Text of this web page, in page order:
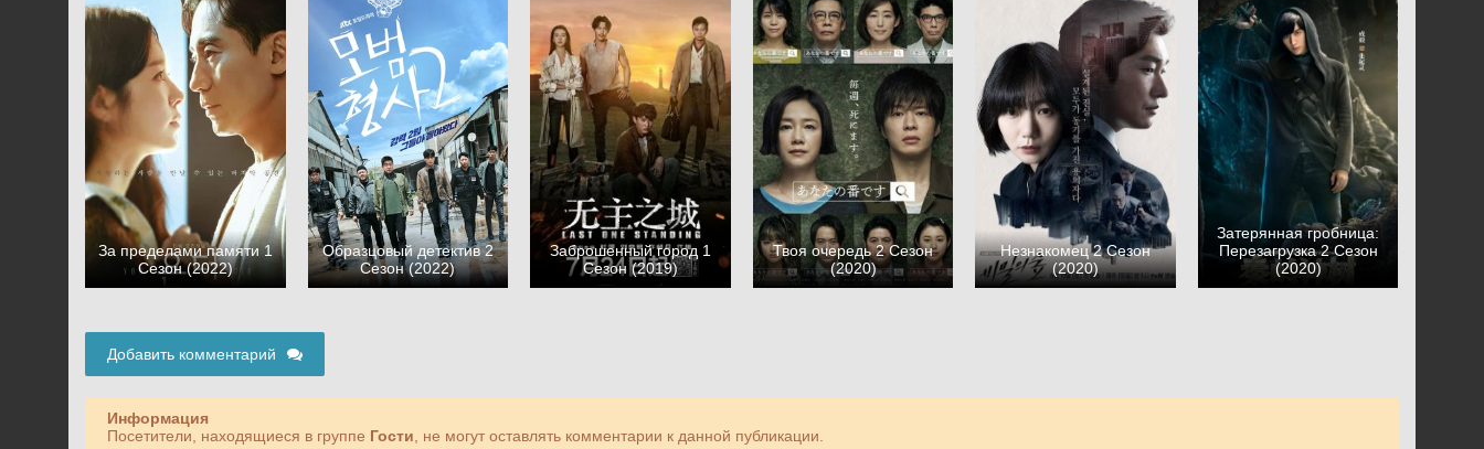
За пределами памяти 1
Сезон (2022)
Образцовый детектив 2
Сезон (2022)
Заброшенный город 1
Сезон (2019)
Твоя очередь 2 Сезон
(2020)
Незнакомец 2 Сезон
(2020)
Затерянная гробница:
Перезагрузка 2 Сезон
(2020)
Добавить комментарий
Информация
Посетители, находящиеся в группе Гости , не могут оставлять комментарии к данной публикации.